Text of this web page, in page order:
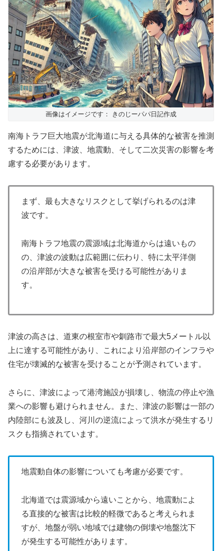
画像はイメージです： きのじーパパ日記作成
南海トラフ巨大地震が北海道に与える具体的な被害を推測
するためには、津波、地震動、そして二次災害の影響を考
慮する必要があります。
まず、最も大きなリスクとして挙げられるのは津
波です。
南海トラフ地震の震源域は北海道からは遠いもの
の、津波の波動は広範囲に伝わり、特に太平洋側
の沿岸部が大きな被害を受ける可能性がありま
す。
津波の高さは、道東の根室市や釧路市で最大5メートル以
上に達する可能性があり、これにより沿岸部のインフラや
住宅が壊滅的な被害を受けることが予測されています。
さらに、津波によって港湾施設が損壊し、物流の停止や漁
業への影響も避けられません。また、津波の影響は一部の
内陸部にも波及し、河川の逆流によって洪水が発生するリ
スクも指摘されています。
地震動自体の影響についても考慮が必要です。
北海道では震源域から遠いことから、地震動によ
る直接的な被害は比較的軽微であると考えられま
すが、地盤が弱い地域では建物の倒壊や地盤沈下
が発生する可能性があります。